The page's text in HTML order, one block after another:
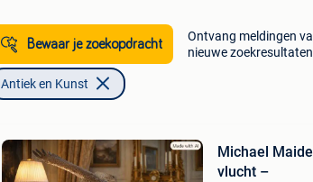
Bewaar je zoekopdracht
Ontvang meldingen
nieuwe zoekresultaten
Antiek en Kunst
Michael
vlucht –